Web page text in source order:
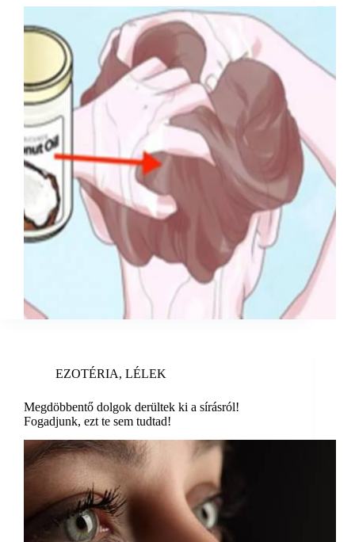
EZOTÉRIA, LÉLEK
Megdöbbentő dolgok derültek ki a sírásról!
Fogadjunk, ezt te sem tudtad!